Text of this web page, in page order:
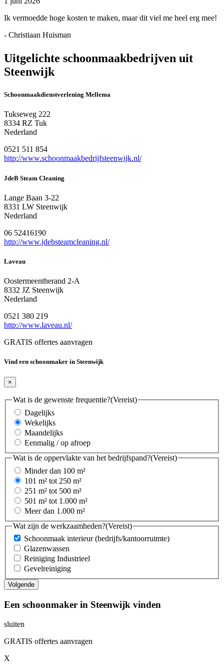
Ik vermoedde hoge kosten te maken, maar dit viel me heel erg mee!
- Christiaan Huisman
Uitgelichte schoonmaakbedrijven uit
Steenwijk
Schoonmaakdienstverlening Mellema
Tukseweg 222
8334 RZ Tuk
Nederland
0521 511 854
http://www.schoonmaakbedrijfsteenwijk.nl/
JdeB Steam Cleaning
Lange Baan 3-22
8331 LW Steenwijk
Nederland
06 52416190
http://www.jdebsteamcleaning.nl/
Laveau
Oostermeentherand 2-A
8332 JZ Steenwijk
Nederland
0521 380 219
http://www.laveau.nl/
GRATIS offertes aanvragen
Vind een schoonmaker in Steenwijk
×
Wat is de gewenste frequentie?(Vereist)
Dagelijks
Wekelijks
Maandelijks
Eenmalig / op afroep
Wat is de oppervlakte van het bedrijfspand?(Vereist)
Minder dan 100 m²
101 m² tot 250 m²
251 m² tot 500 m²
501 m² tot 1.000 m²
Meer dan 1.000 m²
Wat zijn de werkzaamheden?(Vereist)
Schoonmaak interieur (bedrijfs/kantoorruimte)
Glazenwassen
Reiniging Industrieel
Gevelreiniging
Een schoonmaker in Steenwijk vinden
sluiten
GRATIS offertes aanvragen
X